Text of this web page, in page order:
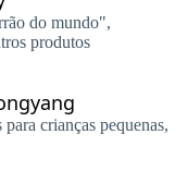
do mundo",
produtos
crianças pequenas,